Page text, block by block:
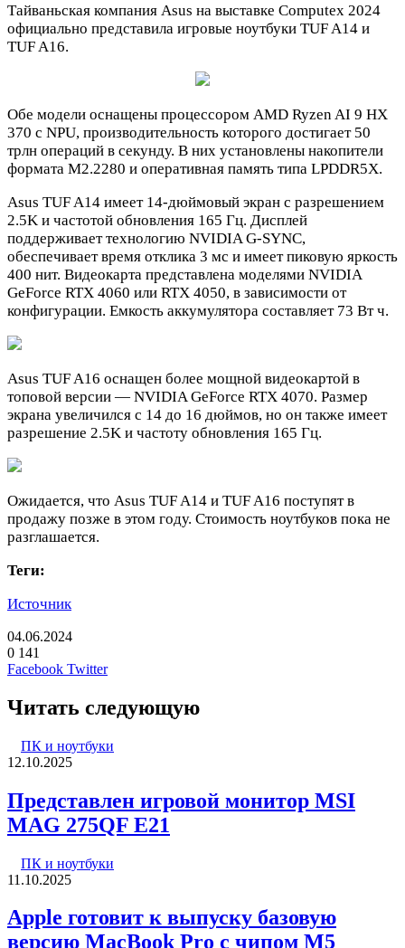
Тайваньская компания Asus на выставке Computex 2024
официально представила игровые ноутбуки TUF A14 и
TUF A16.
Обе модели оснащены процессором AMD Ryzen AI 9 HX
370 с NPU, производительность которого достигает 50
трлн операций в секунду. В них установлены накопители
формата M2.2280 и оперативная память типа LPDDR5X.
Asus TUF A14 имеет 14-дюймовый экран с разрешением
2.5K и частотой обновления 165 Гц. Дисплей
поддерживает технологию NVIDIA G-SYNC,
обеспечивает время отклика 3 мс и имеет пиковую яркость
400 нит. Видеокарта представлена моделями NVIDIA
GeForce RTX 4060 или RTX 4050, в зависимости от
конфигурации. Емкость аккумулятора составляет 73 Вт ч.
Asus TUF A16 оснащен более мощной видеокартой в
топовой версии — NVIDIA GeForce RTX 4070. Размер
экрана увеличился с 14 до 16 дюймов, но он также имеет
разрешение 2.5K и частоту обновления 165 Гц.
Ожидается, что Asus TUF A14 и TUF A16 поступят в
продажу позже в этом году. Стоимость ноутбуков пока не
разглашается.
Теги:
Источник
04.06.2024
0 141
Facebook TwitterLinkedIn
Pinterest
Вконтакте
Одноклассники
Skype
WhatsApp
Telegram
Viber
Читать следующую
ПК и ноутбуки
12.10.2025
Представлен игровой монитор MSI
MAG 275QF E21
ПК и ноутбуки
11.10.2025
Apple готовит к выпуску базовую
версию MacBook Pro с чипом M5